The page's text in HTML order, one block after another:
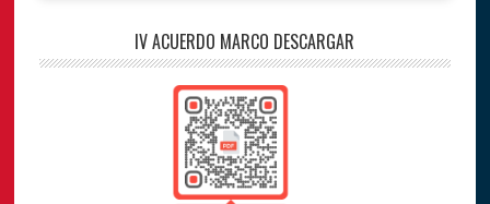
IV ACUERDO MARCO DESCARGAR